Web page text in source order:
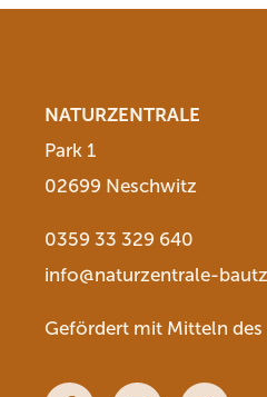
NATURZENTRALE
Park 1
02699 Neschwitz
0359 33 329 640
info@naturzentrale-
Gefördert mit Mitteln des